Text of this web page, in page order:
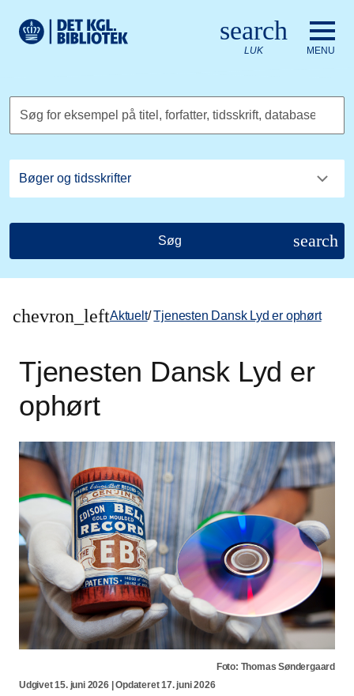
Det Kongelige Biblioteks logo. Gå til Det Kongelige
search
LUK MENU
Søg for eksempel på titel, forfatter, tidsskrift, database
Søg search
chevron_leftAktuelt/ Tjenesten Dansk Lyd er ophørt
Tjenesten Dansk Lyd er
ophørt
Foto: Thomas Søndergaard
Udgivet 15. juni 2026 | Opdateret 17. juni 2026